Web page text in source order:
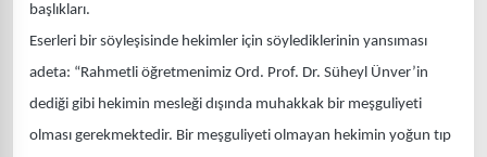
başlıkları.
Eserleri bir söyleşisinde hekimler için söylediklerinin yansıması
adeta: “Rahmetli öğretmenimiz Ord. Prof. Dr. Süheyl Ünver’in
dediği gibi hekimin mesleği dışında muhakkak bir meşguliyeti
olması gerekmektedir. Bir meşguliyeti olmayan hekimin yoğun tıp